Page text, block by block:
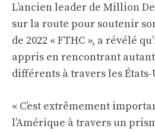
L’ancien leader de Million
sur la route pour soutenir
de 2022 « FTHC », a révélé
appris en rencontrant
différents à travers les États-
« C’est extrêmement
l’Amérique à travers un